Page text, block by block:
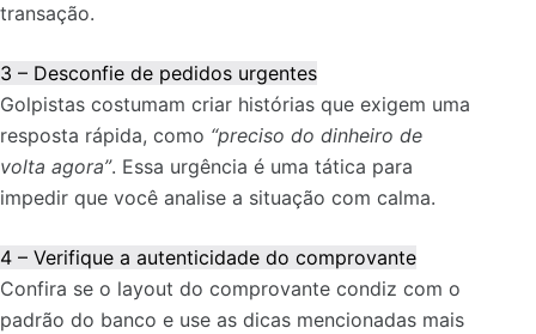
transação.
3 – Desconfie de pedidos urgentes
Golpistas costumam criar histórias que exigem uma
resposta rápida, como “preciso do dinheiro de
volta agora”. Essa urgência é uma tática para
impedir que você analise a situação com calma.
4 – Verifique a autenticidade do comprovante
Confira se o layout do comprovante condiz com o
padrão do banco e use as dicas mencionadas mais